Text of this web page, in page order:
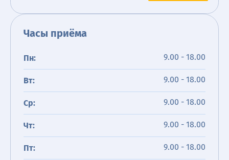
Часы приёма
Пн: 9.00 - 18.00
Вт: 9.00 - 18.00
Ср: 9.00 - 18.00
Чт: 9.00 - 18.00
Пт: 9.00 - 18.00